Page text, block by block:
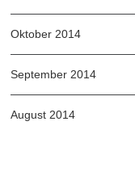
Oktober 2014
September 2014
August 2014